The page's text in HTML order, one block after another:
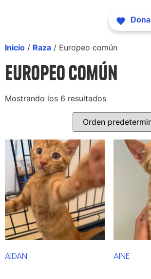
Dona
Inicio / Raza / Europeo común
Europeo común
Mostrando los 6 resultados
AIDAN AINE